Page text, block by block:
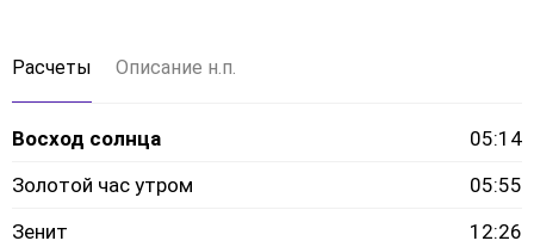
Расчеты Описание н.п.
Восход солнца
05:14
Золотой час утром
05:55
Зенит
12:26